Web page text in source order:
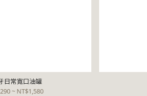
日常寬口油罐
~ NT$1,580